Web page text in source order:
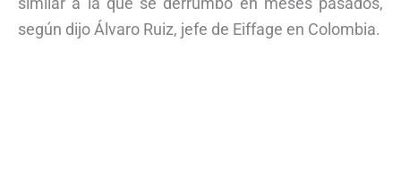
según dijo Álvaro Ruiz, jefe de Eiffage en Colombia.